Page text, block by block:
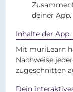
deiner App.
Inhalte der App:
Mit muriLearn
Nachweise
zugeschnitten
Dein